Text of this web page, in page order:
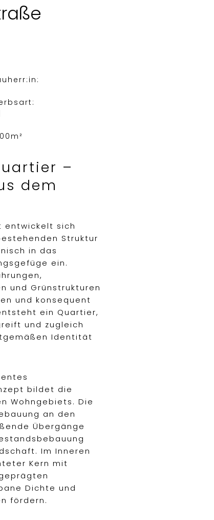
–
dem
entwickelt sich
Struktur
in das
ein.
und Grünstrukturen
und konsequent
ein Quartier,
und zugleich
Identität
bildet die
Wohngebiets. Die
an den
Übergänge
Im Inneren
Kern mit
Dichte und
fördern.